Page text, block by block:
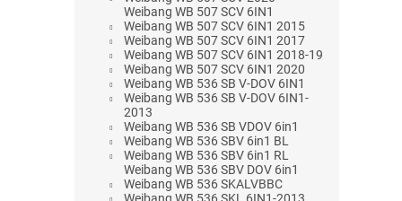
Weibang WB 507 SCV 6IN1
Weibang WB 507 SCV 6IN1 2015
Weibang WB 507 SCV 6IN1 2017
Weibang WB 507 SCV 6IN1 2018-19
Weibang WB 507 SCV 6IN1 2020
Weibang WB 536 SB V-DOV 6IN1
Weibang WB 536 SB V-DOV 6IN1-
2013
Weibang WB 536 SB VDOV 6in1
Weibang WB 536 SBV 6in1 BL
Weibang WB 536 SBV 6in1 RL
Weibang WB 536 SBV DOV 6in1
Weibang WB 536 SKALVBBC
Weibang WB 536 SKL 6IN1-2013